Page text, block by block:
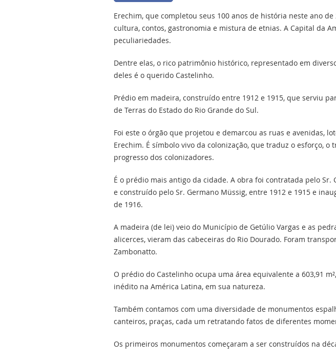
Erechim, que completou seus 100 anos de história neste ano
cultura, contos, gastronomia e mistura de etnias. A Capital da
peculiariedades.
Dentre elas, o rico patrimônio histórico, representado em
deles é o querido Castelinho.
Prédio em madeira, construído entre 1912 e 1915, que serviu
de Terras do Estado do Rio Grande do Sul.
Foi este o órgão que projetou e demarcou as ruas e avenidas,
Erechim. É símbolo vivo da colonização, que traduz o esforço, o
progresso dos colonizadores.
É o prédio mais antigo da cidade. A obra foi contratada pelo Sr.
e construído pelo Sr. Germano Müssig, entre 1912 e 1915 e
de 1916.
A madeira (de lei) veio do Município de Getúlio Vargas e as
alicerces, vieram das cabeceiras do Rio Dourado. Foram
Zambonatto.
O prédio do Castelinho ocupa uma área equivalente a 603,91
inédito na América Latina, em sua natureza.
Também contamos com uma diversidade de monumentos
canteiros, praças, cada um retratando fatos de diferentes
Os primeiros monumentos começaram a ser construídos na